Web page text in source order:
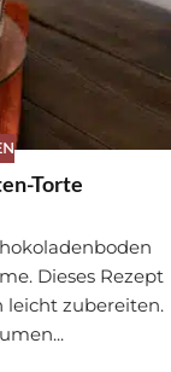
Torte
Dieses Rezept
leicht zubereiten.